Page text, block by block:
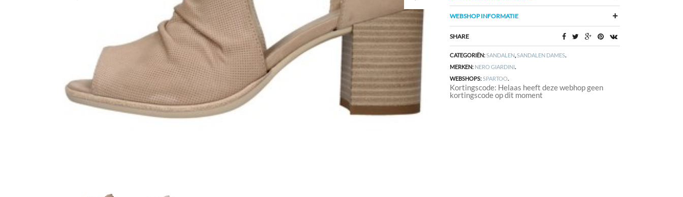
WEBSHOP INFORMATIE
SHARE
CATEGORIËN:SANDALEN,SANDALEN DAMES.
MERKEN: NERO GIARDINI.
WEBSHOPS:SPARTOO.
Kortingscode: Helaas heeft deze webhop geen
kortingscode op dit moment